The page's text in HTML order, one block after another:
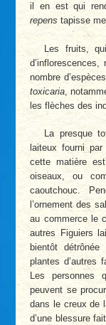
il en est qui
repenstapisse
Les fruits,
nombre
toxicaria ,
les flèches des
La presque
laiteux fourni
cette matière
oiseaux, ou
caoutchouc.
l’ornement des
au commerce le
autres Figuiers
bientôt
plantes d’autres
Les personnes
peuvent se
dans le creux de
d’une blessure